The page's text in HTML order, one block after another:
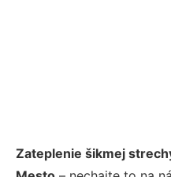
Zateplenie šikmej